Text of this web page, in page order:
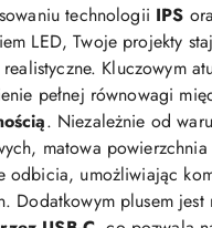
technologii IPS
LED, Twoje projekty
Kluczowym
pełnej równowagi
. Niezależnie od
matowa
odbicia, umożliwiając
Dodatkowym plusem jest